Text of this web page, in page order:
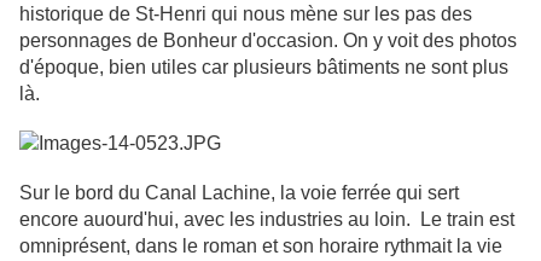
historique de St-Henri qui nous mène sur les pas des
personnages de Bonheur d'occasion. On y voit des photos
d'époque, bien utiles car plusieurs bâtiments ne sont plus
là.
Sur le bord du Canal Lachine, la voie ferrée qui sert
encore auourd'hui, avec les industries au loin. Le train est
omniprésent, dans le roman et son horaire rythmait la vie